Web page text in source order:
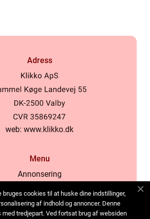
Adress
web: www.klikko.dk
Menu
Annonsering
Cookies
Kontakta oss
bruges cookies til at huske dine indstillinger,
af indhold og annoncer. Denne
med tredjepart. Ved fortsat brug af websiden